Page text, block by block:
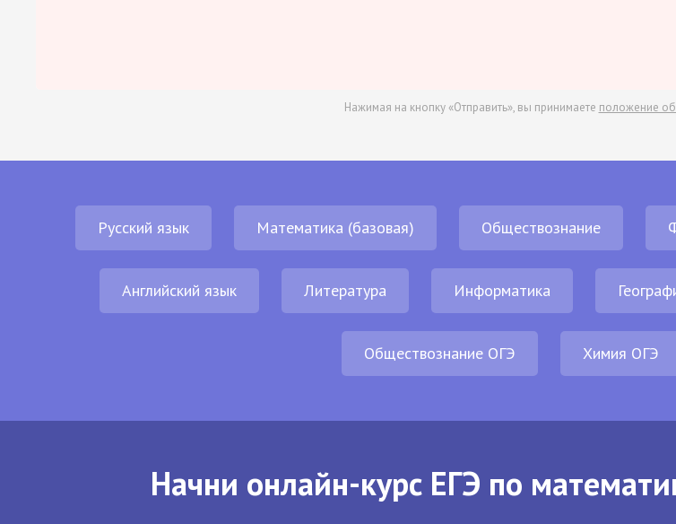
Нажимая на кнопку «Отправить», вы принимаете положение
Русский язык Математика (базовая) Обществознание
Английский язык Литература Информатика
Обществознание ОГЭ Химия ОГЭ
Начни онлайн-курс ЕГЭ по